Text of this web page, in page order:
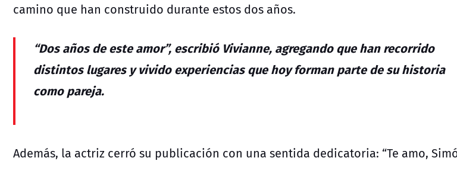
camino que han construido durante estos dos años.
“Dos años de este amor”, escribió Vivianne, agregando que han recorrido
distintos lugares y vivido experiencias que hoy forman parte de su historia
como pareja.
Además, la actriz cerró su publicación con una sentida dedicatoria: “Te amo,